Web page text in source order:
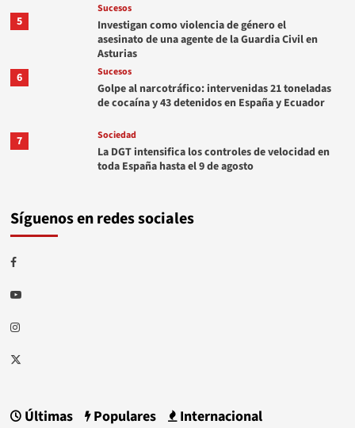
5
Sucesos
Investigan como violencia de género el
asesinato de una agente de la Guardia Civil en
Asturias
6
Sucesos
Golpe al narcotráfico: intervenidas 21 toneladas
de cocaína y 43 detenidos en España y Ecuador
7 Sociedad
La DGT intensifica los controles de velocidad en
toda España hasta el 9 de agosto
Síguenos en redes sociales
Facebook
Youtube
Instagram
Twitter
Últimas Populares Internacional